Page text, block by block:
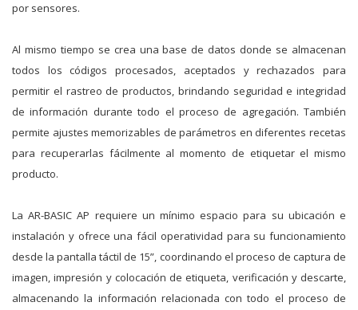
por sensores.
Al mismo tiempo se crea una base de datos donde se almacenan
todos los códigos procesados, aceptados y rechazados para
permitir el rastreo de productos, brindando seguridad e integridad
de información durante todo el proceso de agregación. También
permite ajustes memorizables de parámetros en diferentes recetas
para recuperarlas fácilmente al momento de etiquetar el mismo
producto.
La AR-BASIC AP requiere un mínimo espacio para su ubicación e
instalación y ofrece una fácil operatividad para su funcionamiento
desde la pantalla táctil de 15”, coordinando el proceso de captura de
imagen, impresión y colocación de etiqueta, verificación y descarte,
almacenando la información relacionada con todo el proceso de